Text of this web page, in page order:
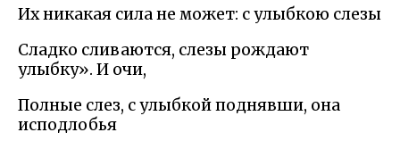
Их никакая сила не может: с улыбкою слезы
Сладко сливаются, слезы рождают
улыбку». И очи,
Полные слез, с улыбкой поднявши, она
исподлобья